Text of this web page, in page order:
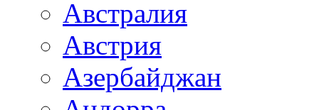
Австралия
Австрия
Азербайджан